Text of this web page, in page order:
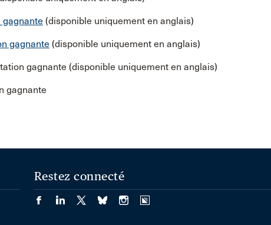
(disponible uniquement en anglais)
gagnante (disponible uniquement en anglais)
gagnante (disponible uniquement en anglais)
gagnante
Restez connecté